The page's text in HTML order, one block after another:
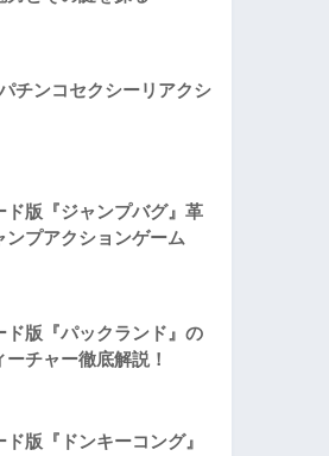
チンコセクシーリアクシ
ド版『ジャンプバグ』革
ンプアクションゲーム
ド版『パックランド』の
ーチャー徹底解説！
ド版『ドンキーコング』